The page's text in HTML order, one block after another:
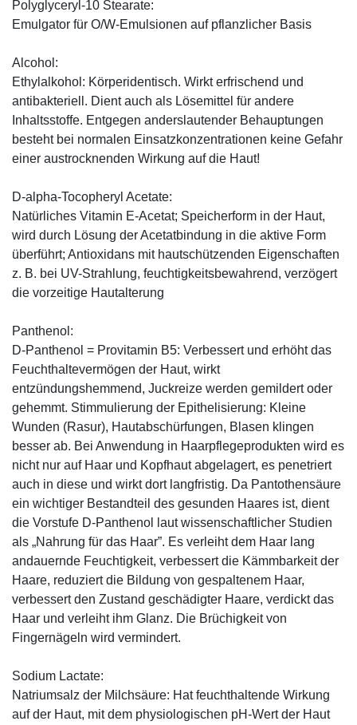
Polyglyceryl-10 Stearate:
Emulgator für O/W-Emulsionen auf pflanzlicher Basis
Alcohol:
Ethylalkohol: Körperidentisch. Wirkt erfrischend und
antibakteriell. Dient auch als Lösemittel für andere
Inhaltsstoffe. Entgegen anderslautender Behauptungen
besteht bei normalen Einsatzkonzentrationen keine Gefahr
einer austrocknenden Wirkung auf die Haut!
D-alpha-Tocopheryl Acetate:
Natürliches Vitamin E-Acetat; Speicherform in der Haut,
wird durch Lösung der Acetatbindung in die aktive Form
überführt; Antioxidans mit hautschützenden Eigenschaften
z. B. bei UV-Strahlung, feuchtigkeitsbewahrend, verzögert
die vorzeitige Hautalterung
Panthenol:
D-Panthenol = Provitamin B5: Verbessert und erhöht das
Feuchthaltevermögen der Haut, wirkt
entzündungshemmend, Juckreize werden gemildert oder
gehemmt. Stimmulierung der Epithelisierung: Kleine
Wunden (Rasur), Hautabschürfungen, Blasen klingen
besser ab. Bei Anwendung in Haarpflegeprodukten wird es
nicht nur auf Haar und Kopfhaut abgelagert, es penetriert
auch in diese und wirkt dort langfristig. Da Pantothensäure
ein wichtiger Bestandteil des gesunden Haares ist, dient
die Vorstufe D-Panthenol laut wissenschaftlicher Studien
als „Nahrung für das Haar”. Es verleiht dem Haar lang
andauernde Feuchtigkeit, verbessert die Kämmbarkeit der
Haare, reduziert die Bildung von gespaltenem Haar,
verbessert den Zustand geschädigter Haare, verdickt das
Haar und verleiht ihm Glanz. Die Brüchigkeit von
Fingernägeln wird vermindert.
Sodium Lactate:
Natriumsalz der Milchsäure: Hat feuchthaltende Wirkung
auf der Haut, mit dem physiologischen pH-Wert der Haut